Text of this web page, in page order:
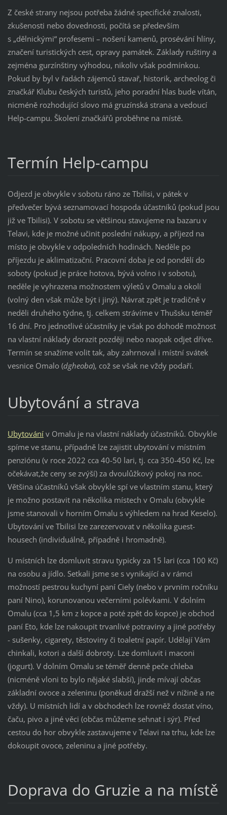
Z české strany nejsou potřeba žádné specifické znalosti,
zkušenosti nebo dovednosti, počítá se především
s „dělnickými“ profesemi – nošení kamenů, prosévání hlíny,
značení turistických cest, opravy památek. Základy ruštiny a
zejména gurzínštiny výhodou, nikoliv však podmínkou.
Pokud by byl v řadách zájemců stavař, historik, archeolog či
značkář Klubu českých turistů, jeho poradní hlas bude vítán,
nicméně rozhodující slovo má gruzínská strana a vedoucí
Help-campu. Školení značkářů proběhne na místě.
Termín Help-campu
Odjezd je obvykle v sobotu ráno ze Tbilisi, v pátek v
předvečer bývá seznamovací hospoda účastníků (pokud jsou
již ve Tbilisi). V sobotu se většinou stavujeme na bazaru v
Telavi, kde je možné učinit poslední nákupy, a příjezd na
místo je obvykle v odpoledních hodinách. Neděle po
příjezdu je aklimatizační. Pracovní doba je od pondělí do
soboty (pokud je práce hotova, bývá volno i v sobotu),
neděle je vyhrazena možnostem výletů v Omalu a okolí
(volný den však může být i jiný). Návrat zpět je tradičně v
neděli druhého týdne, tj. celkem strávíme v Thušsku téměř
16 dní. Pro jednotlivé účastníky je však po dohodě možnost
na vlastní náklady dorazit později nebo naopak odjet dříve.
Termín se snažíme volit tak, aby zahrnoval i místní svátek
vesnice Omalo (dgheoba), což se však ne vždy podaří.
Ubytování a strava
Ubytovánív Omalu je na vlastní náklady účastníků. Obvykle
spíme ve stanu, případně lze zajistit ubytování v místním
penziónu (v roce 2022 cca 40-50 lari, tj. cca 350-450 Kč, lze
očekávat,že ceny se zvýší) za dvoulůžkový pokoj na noc.
Většina účastníků však obvykle spí ve vlastním stanu, který
je možno postavit na několika místech v Omalu (obvykle
jsme stanovali v horním Omalu s výhledem na hrad Keselo).
Ubytování ve Tbilisi lze zarezervovat v několika guest-
housech (individuálně, případně i hromadně).
U místních lze domluvit stravu typicky za 15 lari (cca 100 Kč)
na osobu a jídlo. Setkali jsme se s vynikající a v rámci
možností pestrou kuchyní paní Ciely (nebo v prvním ročníku
paní Nino), korunovanou večerními polévkami. V dolním
Omalu (cca 1,5 km z kopce a poté zpět do kopce) je obchod
paní Eto, kde lze nakoupit trvanlivé potraviny a jiné potřeby
- sušenky, cigarety, těstoviny či toaletní papír. Udělají Vám
chinkali, kotori a další dobroty. Lze domluvit i maconi
(jogurt). V dolním Omalu se téměř denně peče chleba
(nicméně vloni to bylo nějaké slabší), jinde mívají občas
základní ovoce a zeleninu (poněkud dražší než v nížině a ne
vždy). U místních lidí a v obchodech lze rovněž dostat víno,
čaču, pivo a jiné věci (občas můžeme sehnat i sýr). Před
cestou do hor obvykle zastavujeme v Telavi na trhu, kde lze
dokoupit ovoce, zeleninu a jiné potřeby.
Doprava do Gruzie a na místě